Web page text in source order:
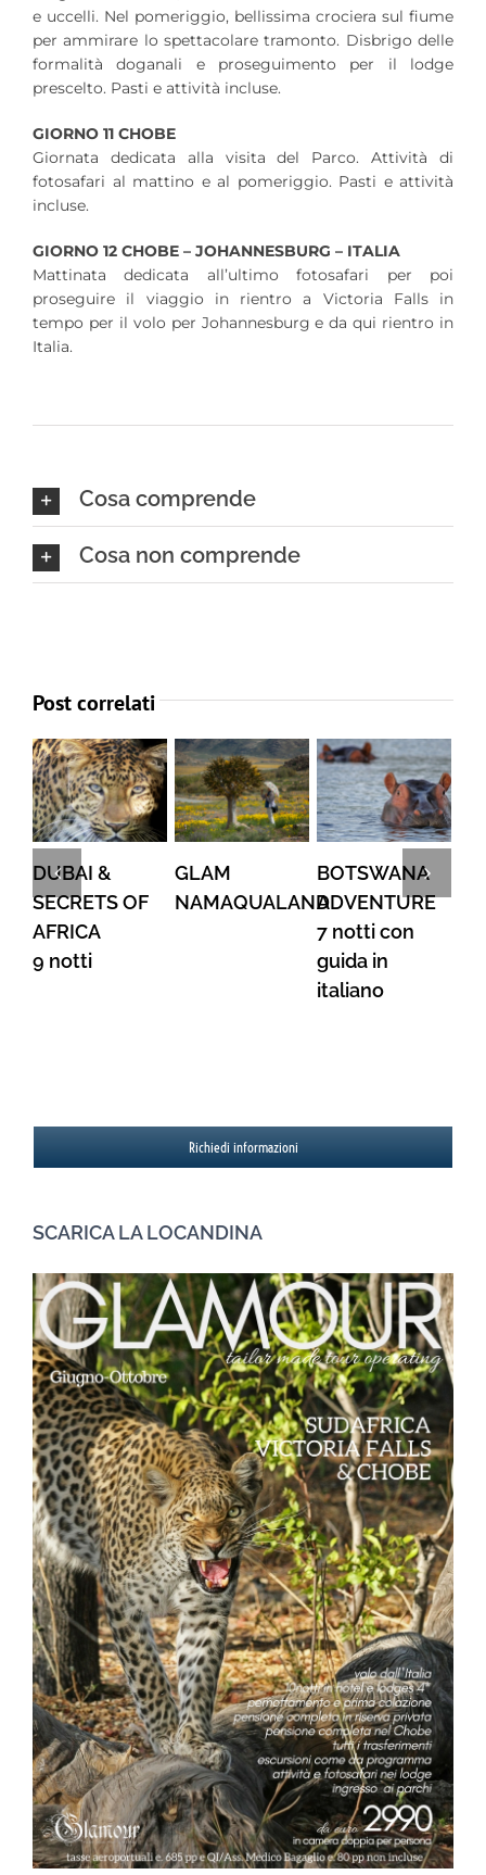
e uccelli. Nel pomeriggio, bellissima crociera sul fiume
per ammirare lo spettacolare tramonto. Disbrigo delle
formalità doganali e proseguimento per il lodge
prescelto. Pasti e attività incluse.
GIORNO 11 CHOBE
Giornata dedicata alla visita del Parco. Attività di
fotosafari al mattino e al pomeriggio. Pasti e attività
incluse.
GIORNO 12 CHOBE – JOHANNESBURG – ITALIA
Mattinata dedicata all’ultimo fotosafari per poi
proseguire il viaggio in rientro a Victoria Falls in
tempo per il volo per Johannesburg e da qui rientro in
Italia.
Cosa comprende
Cosa non comprende
Post correlati
GLAM
NAMAQUALAND
BOTSWANA
ADVENTURE
SUD AFRICA:
ESSENZA
SUDAFRICANA
E CASCATE
VITTORIA
Richiedi informazioni
SCARICA LA LOCANDINA